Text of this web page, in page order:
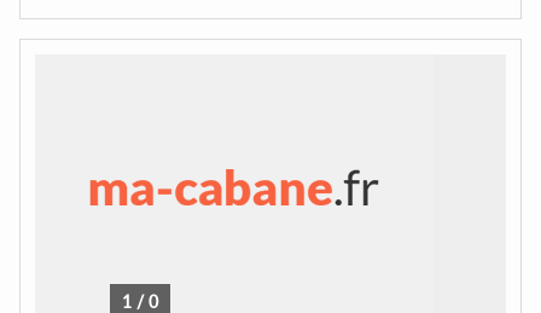
1 /0